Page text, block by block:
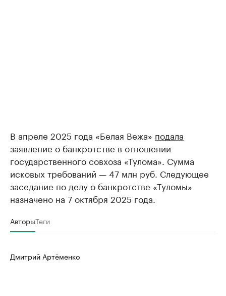
В апреле 2025 года «Белая Вежа» подала
заявление о банкротстве в отношении
государственного совхоза «Тулома». Сумма
исковых требований — 47 млн руб. Следующее
заседание по делу о банкротстве «Туломы»
назначено на 7 октября 2025 года.
АвторыТеги
Дмитрий Артёменко